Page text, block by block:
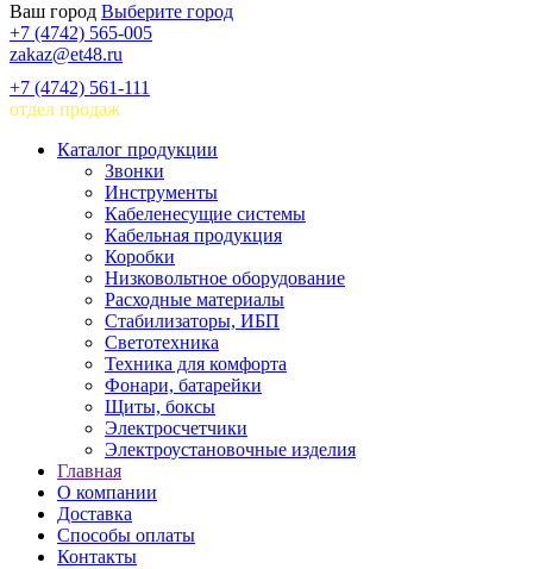
Ваш город Выберите город
+7 (4742) 565-005
zakaz@et48.ru
+7 (4742) 561-111
отдел продаж
Каталог продукции
Звонки
Инструменты
Кабеленесущие системы
Кабельная продукция
Коробки
Низковольтное оборудование
Расходные материалы
Стабилизаторы, ИБП
Светотехника
Техника для комфорта
Фонари, батарейки
Щиты, боксы
Электросчетчики
Электроустановочные изделия
Главная
О компании
Доставка
Способы оплаты
Контакты